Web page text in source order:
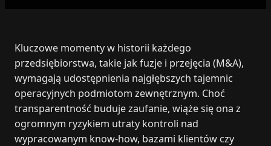
Kluczowe momenty w historii każdego
przedsiębiorstwa, takie jak fuzje i przejęcia (M&A),
wymagają udostępnienia najgłębszych tajemnic
operacyjnych podmiotom zewnętrznym. Choć
transparentność buduje zaufanie, wiąże się ona z
ogromnym ryzykiem utraty kontroli nad
wypracowanym know-how, bazami klientów czy